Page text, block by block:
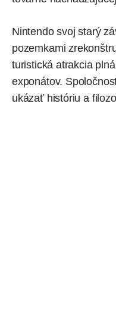
Nintendo svoj starý
pozemkami
turistická atrakcia
exponátov.
ukázať históriu a